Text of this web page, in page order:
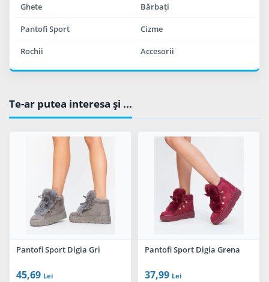
Ghete Bărbaţi
Pantofi Sport Cizme
Rochii Accesorii
Te-ar putea interesa şi ...
Pantofi Sport Digia Gri
45,69 Lei
Pantofi Sport Digia Grena
37,99 Lei